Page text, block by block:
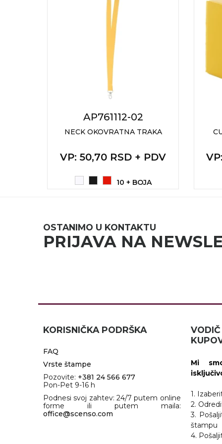
KUĆNI SETOVI
PRIVESCI & ALATI
RADNA OPREMA
AP761112-02
NECK OKOVRATNA TRAKA
VP: 50,70 RSD + PDV
10 + BOJA
VP
OSTANIMO U KONTAKTU
PRIJAVA NA
KORISNIČKA PODRŠKA
FAQ
Vrste štampe
Pozovite: +381 24 566 677
Pon-Pet 9-16 h
Podnesi svoj zahtev: 24/7 putem online
forme ili putem maila:
office@scenso.com
Mi
1.
2.
3.
štampu
4.